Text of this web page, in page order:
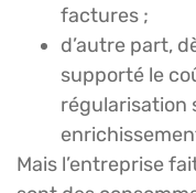
factures ;
d’autre part,
supporté le
régularisation
Mais l’entreprise